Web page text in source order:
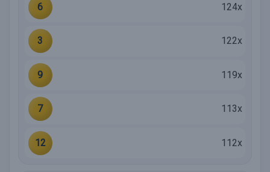
6 124x
3 122x
9 119x
7 113x
12 112x